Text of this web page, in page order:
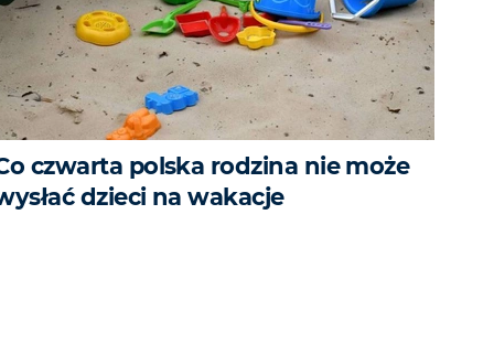
czwarta polska rodzina nie może
dzieci na wakacje